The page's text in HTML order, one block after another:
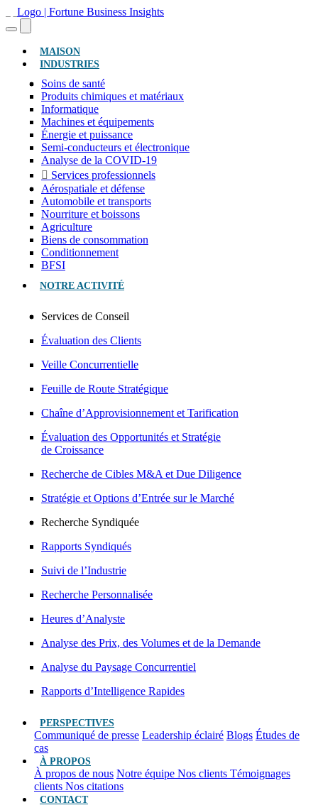
MAISON(ACTUEL)
INDUSTRIES
Soins de santé
Produits chimiques et matériaux
Informatique
Machines et équipements
Énergie et puissance
Semi-conducteurs et électronique
Analyse de la COVID-19
Services professionnels
Aérospatiale et défense
Automobile et transports
Nourriture et boissons
Agriculture
Biens de consommation
Conditionnement
BFSI
NOTRE ACTIVITÉ
Services de Conseil
Évaluation des Clients
Veille Concurrentielle
Feuille de Route Stratégique
Chaîne d’Approvisionnement et Tarification
Évaluation des Opportunités et Stratégie
de Croissance
Recherche de Cibles M&A et Due Diligence
Stratégie et Options d’Entrée sur le Marché
Recherche Syndiquée
Rapports Syndiqués
Suivi de l’Industrie
Recherche Personnalisée
Heures d’Analyste
Analyse des Prix, des Volumes et de la Demande
Analyse du Paysage Concurrentiel
Rapports d’Intelligence Rapides
PERSPECTIVES
Communiqué de presse Leadership éclairé Blogs Études de
cas
À PROPOS
À propos de nous Notre équipe Nos clients Témoignages
clients Nos citations
CONTACT